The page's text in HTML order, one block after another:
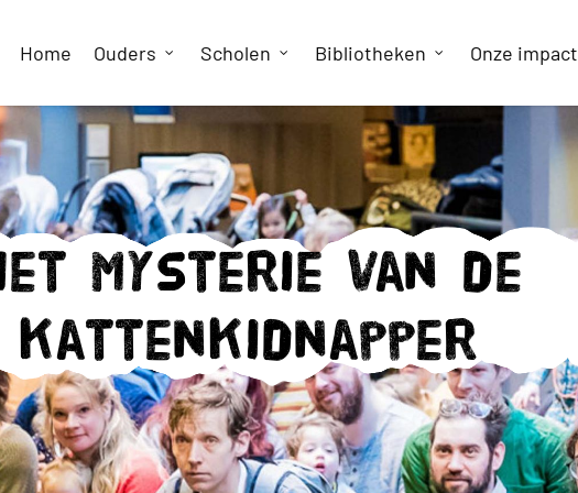
Home Ouders Scholen Bibliotheken Onze impact
mysterie van de
kattenkidnapper